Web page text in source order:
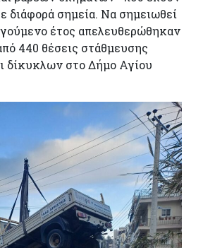
διάφορά σημεία. Να σημειωθεί
έτος απελευθερώθηκαν
440 θέσεις στάθμευσης
δίκυκλων στο Δήμο Αγίου